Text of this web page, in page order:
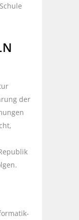
der